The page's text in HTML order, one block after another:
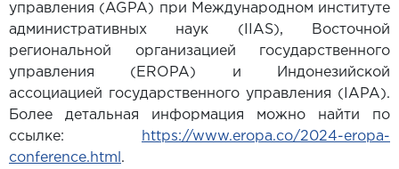
управления (AGPA) при Международном институте
административных наук (IIAS), Восточной
региональной организацией государственного
управления (EROPA) и Индонезийской
ассоциацией государственного управления (IAPA).
Более детальная информация можно найти по
ссылке:
https://www.eropa.co/2024-eropa-
conference.html .